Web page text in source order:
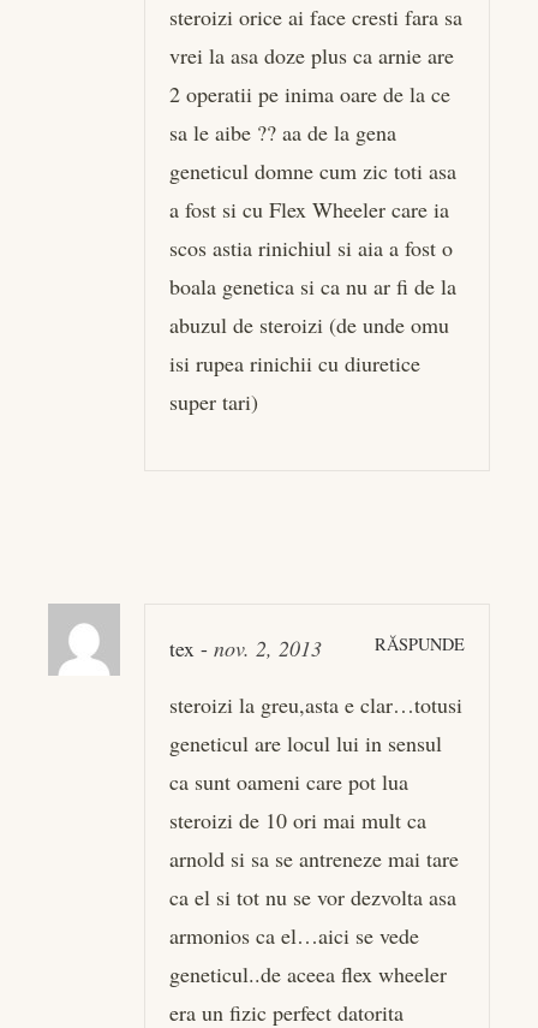
steroizi orice ai face cresti fara sa
vrei la asa doze plus ca arnie are
2 operatii pe inima oare de la ce
sa le aibe ?? aa de la gena
geneticul domne cum zic toti asa
a fost si cu Flex Wheeler care ia
scos astia rinichiul si aia a fost o
boala genetica si ca nu ar fi de la
abuzul de steroizi (de unde omu
isi rupea rinichii cu diuretice
super tari)
tex - nov. 2, 2013 RĂSPUNDE
steroizi la greu,asta e clar…totusi
geneticul are locul lui in sensul
ca sunt oameni care pot lua
steroizi de 10 ori mai mult ca
arnold si sa se antreneze mai tare
ca el si tot nu se vor dezvolta asa
armonios ca el…aici se vede
geneticul..de aceea flex wheeler
era un fizic perfect datorita